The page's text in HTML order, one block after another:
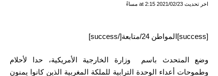
اخر تحديث 2021/02/23 at 2:15 مساءً
[success]المواطن 24/متابعة[/success]
وضع المتحدث باسم وزارة الخارجية الأمريكية، حدا لأحلام
وطموحات أعداء الوحدة الترابية للملكة المغربية الذين كانوا يمنون